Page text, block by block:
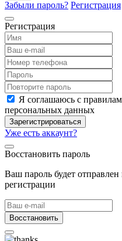
Забыли пароль? Регистрация
Регистрация
Я соглашаюсь с
персональных данных
Зарегистрироваться
Уже есть аккаунт?
Восстановить пароль
Ваш пароль будет
регистрации
Восстановить